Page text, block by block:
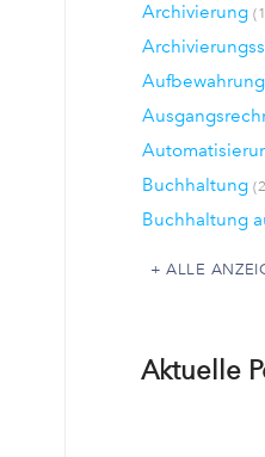
Archivierung
Buchhaltung
Buchhaltung
ALLE
Aktuelle